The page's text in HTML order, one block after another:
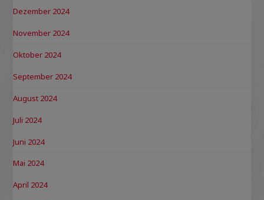
Dezember 2024
November 2024
Oktober 2024
September 2024
August 2024
Juli 2024
Juni 2024
Mai 2024
April 2024